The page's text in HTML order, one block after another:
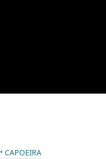
•CAPOEIRA